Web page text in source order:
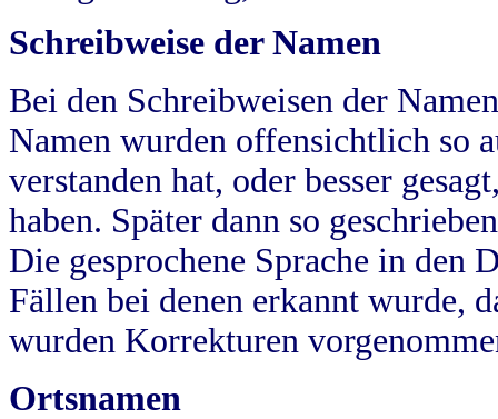
Schreibweise der Namen
Bei den Schreibweisen der
Namen wurden offensichtlich so
verstanden hat, oder besser
haben. Später dann so
Die gesprochene Sprache in
Fällen bei denen erkannt wurde,
wurden Korrekturen
Ortsnamen